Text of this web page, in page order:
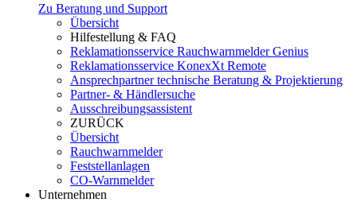
Zu Beratung und Support
Übersicht
Hilfestellung & FAQ
Reklamationsservice Rauchwarnmelder Genius
Reklamationsservice KonexXt Remote
Ansprechpartner technische Beratung & Projektierung
Partner- & Händlersuche
Ausschreibungsassistent
ZURÜCK
Übersicht
Rauchwarnmelder
Feststellanlagen
CO-Warnmelder
Unternehmen